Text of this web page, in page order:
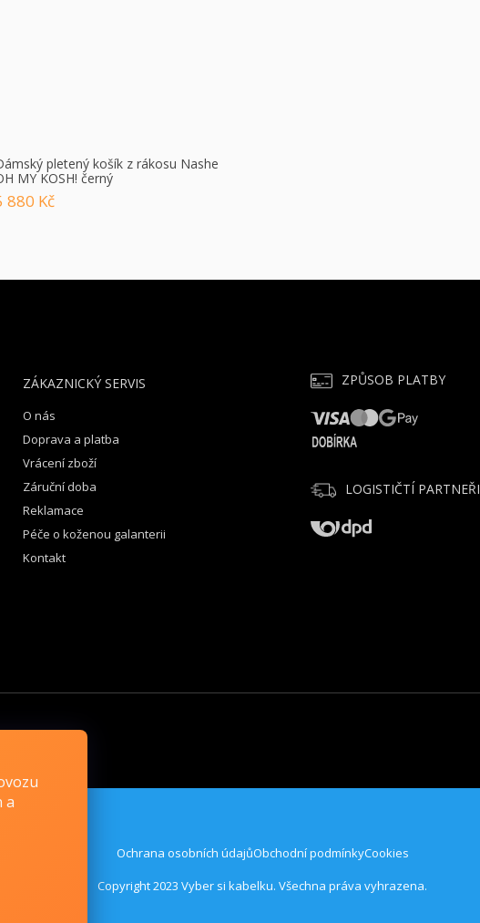
a
pletený košík z rákosu Nashe
MY KOSH! černý
880 Kč
v
í
r
v
v
p
i
ZÁKAZNICKÝ SERVIS
O nás
Doprava a platba
Vrácení zboží
Záruční doba
Reklamace
Péče o koženou galanterii
Kontakt
ZPŮSOB PLATBY
LOGISTIČTÍ PARTNEŘI
Ochrana osobních údajůObchodní podmínkyCookies
Copyright 2023 Vyber si kabelku. Všechna práva vyhrazena.